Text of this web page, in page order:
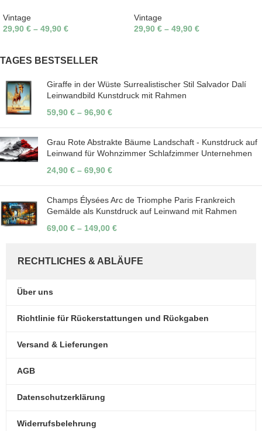
Vintage
29,90 € – 49,90 €
Vintage
29,90 € – 49,90 €
TAGES BESTSELLER
Giraffe in der Wüste Surrealistischer Stil Salvador Dalí
Leinwandbild Kunstdruck mit Rahmen
59,90 € – 96,90 €
Grau Rote Abstrakte Bäume Landschaft - Kunstdruck auf
Leinwand für Wohnzimmer Schlafzimmer Unternehmen
24,90 € – 69,90 €
Champs Élysées Arc de Triomphe Paris Frankreich
Gemälde als Kunstdruck auf Leinwand mit Rahmen
69,00 € – 149,00 €
RECHTLICHES & ABLÄUFE
Über uns
Richtlinie für Rückerstattungen und Rückgaben
Versand & Lieferungen
AGB
Datenschutzerklärung
Widerrufsbelehrung